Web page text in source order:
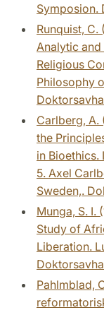
Symposion.
Runquist,
Analytic
Religious
Philosophy
Carlberg, A.
the
in Bioethics.
5. Axel
Sweden,.
Munga, S. I.
Study of
Liberation.
Pahlmblad,